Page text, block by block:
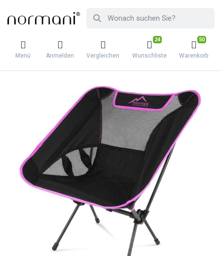
Menü Anmelden Vergleichen
24
Wunschliste
50
Warenkorb